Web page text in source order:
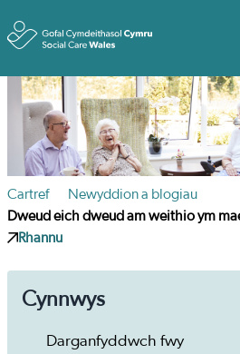
Cartref
Newyddion a blogiau
Dweud eich dweud am weithio ym
Rhannu
Cynnwys
Darganfyddwch fwy